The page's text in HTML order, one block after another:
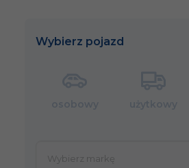
Wybierz pojazd